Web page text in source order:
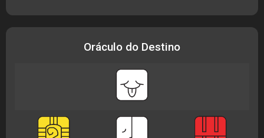
Oráculo do Destino